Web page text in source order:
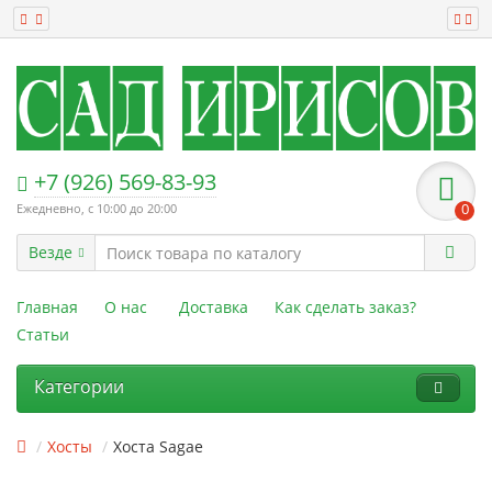
+7 (926) 569-83-93
Ежедневно, с 10:00 до 20:00 0
Везде
Главная О нас Доставка
Как сделать заказ?
Статьи
Категории
Хосты Хоста Sagae